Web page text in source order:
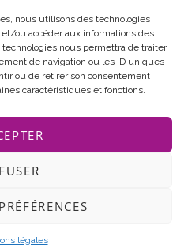
nous utilisons des technologies
ou accéder aux informations des
nous permettra de traiter
de navigation ou les ID uniques
ou de retirer son consentement
caractéristiques et fonctions.
légales
poème programme
santé scolaire
stress séjour
Rhône Lez Provence